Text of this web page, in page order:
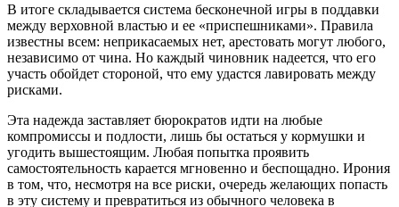
В итоге складывается система бесконечной игры в поддавки
между верховной властью и ее «приспешниками». Правила
известны всем: неприкасаемых нет, арестовать могут любого,
независимо от чина. Но каждый чиновник надеется, что его
участь обойдет стороной, что ему удастся лавировать между
рисками.
Эта надежда заставляет бюрократов идти на любые
компромиссы и подлости, лишь бы остаться у кормушки и
угодить вышестоящим. Любая попытка проявить
самостоятельность карается мгновенно и беспощадно. Ирония
в том, что, несмотря на все риски, очередь желающих попасть
в эту систему и превратиться из обычного человека в